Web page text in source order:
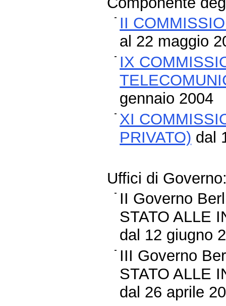
II
al 22 maggio
IX
gennaio 2004
XI
PRIVATO) dal
Uffici di
II Governo
STATO ALLE
dal 12 giugno
III Governo
STATO ALLE
dal 26 aprile